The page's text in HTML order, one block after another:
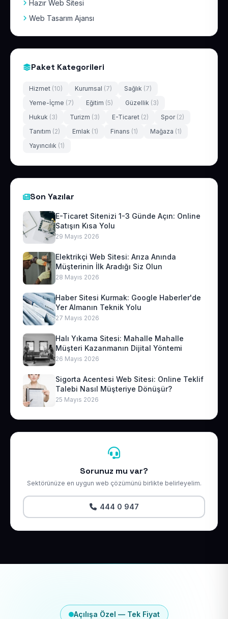
Hazır Web Sitesi
Web Tasarım Ajansı
Paket Kategorileri
Hizmet (10) Kurumsal (7) Sağlık (7)
Yeme-İçme (7) Eğitim (5) Güzellik (3)
Hukuk (3) Turizm (3) E-Ticaret (2) Spor (2)
Tanıtım (2) Emlak (1) Finans (1) Mağaza (1)
Yayıncılık (1)
Son Yazılar
E-Ticaret Sitenizi 1-3 Günde Açın: Online
Satışın Kısa Yolu
29 Mayıs 2026
Elektrikçi Web Sitesi: Arıza Anında
Müşterinin İlk Aradığı Siz Olun
28 Mayıs 2026
Haber Sitesi Kurmak: Google Haberler'de
Yer Almanın Teknik Yolu
27 Mayıs 2026
Halı Yıkama Sitesi: Mahalle Mahalle
Müşteri Kazanmanın Dijital Yöntemi
26 Mayıs 2026
Sigorta Acentesi Web Sitesi: Online Teklif
Talebi Nasıl Müşteriye Dönüşür?
25 Mayıs 2026
Sorunuz mu var?
Sektörünüze en uygun web çözümünü birlikte belirleyelim.
444 0 947
Açılışa Özel — Tek Fiyat